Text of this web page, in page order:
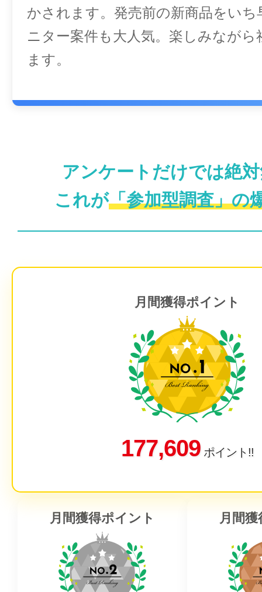
かされます。発売前の新商品をいち
ニター案件も大人気。楽しみながら
ます。
アンケートだけでは絶
これが「参加型調査」の
月間獲得ポイント
月間獲得ポイント
177,609ポイント!!
月間